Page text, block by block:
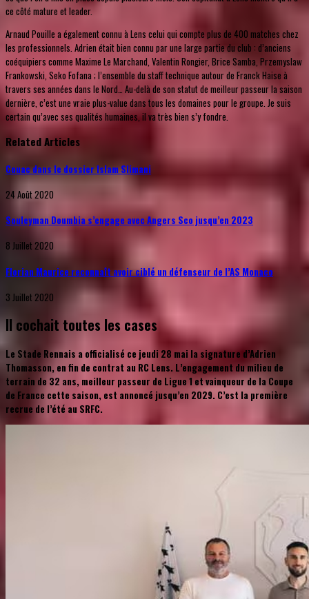
ce côté mature et leader.
Arnaud Pouille a également connu à Lens celui qui compte plus de 400 matches chez
les professionnels. Adrien était bien connu par une large partie du club : d’anciens
coéquipiers comme Maxime Le Marchand, Valentin Rongier, Brice Samba, Przemyslaw
Frankowski, Seko Fofana ; l’ensemble du staff technique autour de Franck Haise à
travers ses années dans le Nord… Au-delà de son statut de meilleur passeur la saison
dernière, c’est une vraie plus-value dans tous les domaines pour le groupe. Je suis
certain qu’avec ses qualités humaines, il va très bien s’y fondre.
Related Articles
Couac dans le dossier Islam Slimani
24 Août 2020
Souleyman Doumbia s’engage avec Angers Sco jusqu’en 2023
8 Juillet 2020
Florian Maurice reconnaît avoir ciblé un défenseur de l’AS Monaco
3 Juillet 2020
Il cochait toutes les cases
Le Stade Rennais a officialisé ce jeudi 28 mai la signature d’Adrien
Thomasson, en fin de contrat au RC Lens. L’engagement du milieu de
terrain de 32 ans, meilleur passeur de Ligue 1 et vainqueur de la Coupe
de France cette saison, est annoncé jusqu’en 2029. C’est la première
recrue de l’été au SRFC.